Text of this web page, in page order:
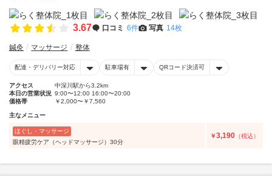
3.67 口コミ 6件 写真 14枚
鍼灸 マッサージ 整体
配達・デリバリー対応 駐車場有 QRコード決済可
アクセス
中深川駅から3.2km
本日の営業状況 9:00〜12:00 16:00〜20:00
価格帯
￥2,000〜￥7,560
主なメニュー
ほぐし・マッサージ
眼精疲労ケア（ヘッドマッサージ）30分
￥3,190 （税込）